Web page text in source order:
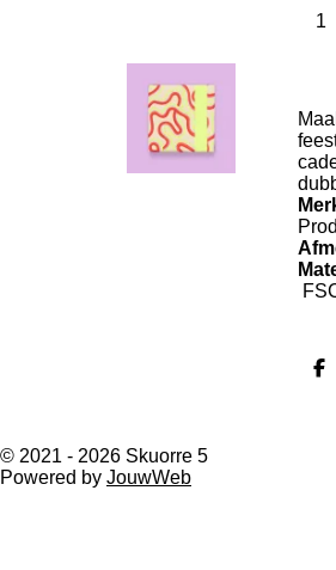
D
© 2021 - 2026 Skuorre 5
Powered by JouwWeb